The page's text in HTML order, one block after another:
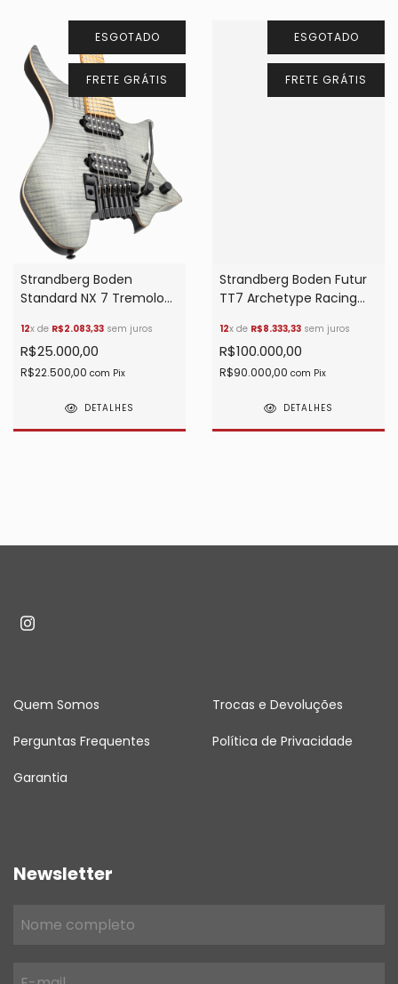
ESGOTADO
FRETE GRÁTIS
Strandberg Boden
Standard NX 7 Tremolo
12x de R$2.083,33 sem juros
R$25.000,00
R$22.500,00 com Pix
DETALHES
ESGOTADO
FRETE GRÁTIS
Strandberg Boden Futur
TT7 Archetype Racing
Temperament
12x de R$8.333,33 sem juros
R$100.000,00
R$90.000,00 com Pix
DETALHES
Quem Somos Trocas e Devoluções
Perguntas Frequentes Política de Privacidade
Garantia
Newsletter